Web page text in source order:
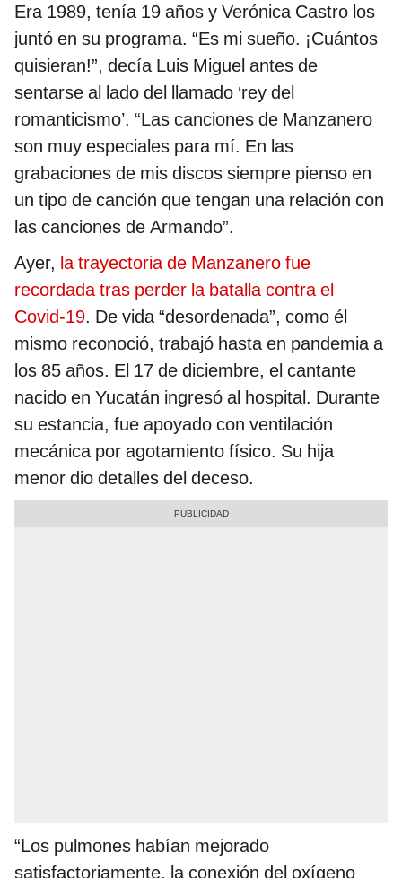
Era 1989, tenía 19 años y Verónica Castro los
juntó en su programa. “Es mi sueño. ¡Cuántos
quisieran!”, decía Luis Miguel antes de
sentarse al lado del llamado ‘rey del
romanticismo’. “Las canciones de Manzanero
son muy especiales para mí. En las
grabaciones de mis discos siempre pienso en
un tipo de canción que tengan una relación con
las canciones de Armando”.
Ayer, la trayectoria de Manzanero fue
recordada tras perder la batalla contra el
Covid-19. De vida “desordenada”, como él
mismo reconoció, trabajó hasta en pandemia a
los 85 años. El 17 de diciembre, el cantante
nacido en Yucatán ingresó al hospital. Durante
su estancia, fue apoyado con ventilación
mecánica por agotamiento físico. Su hija
menor dio detalles del deceso.
“Los pulmones habían mejorado
satisfactoriamente, la conexión del oxígeno